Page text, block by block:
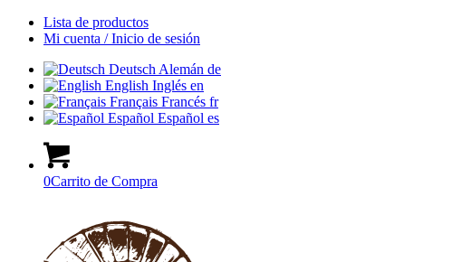
Lista de productos
Mi cuenta / Inicio de sesión
Deutsch Alemán de
English Inglés en
Français Francés fr
Español Español es
0Carrito de Compra